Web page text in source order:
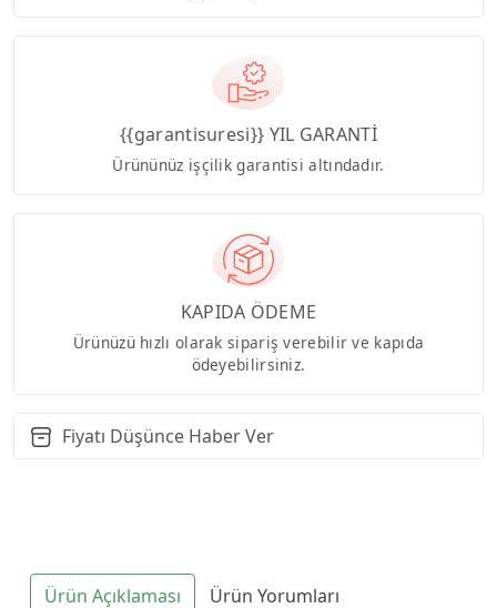
{{garantisuresi}} YIL GARANTİ
Ürününüz işçilik garantisi altındadır.
KAPIDA ÖDEME
Ürünüzü hızlı olarak sipariş verebilir ve kapıda
ödeyebilirsiniz.
Fiyatı Düşünce Haber Ver
Ürün Açıklaması Ürün Yorumları